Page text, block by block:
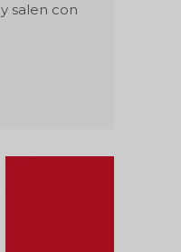
salen con